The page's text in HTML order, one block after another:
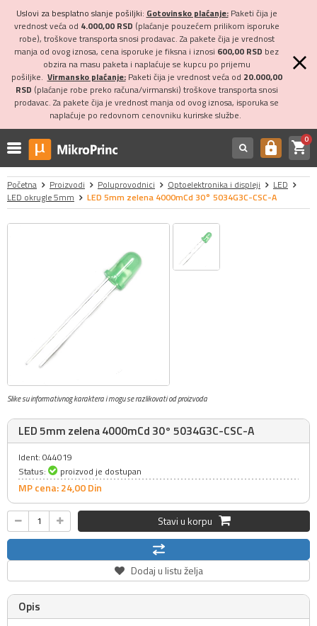
Uslovi za besplatno slanje pošiljki: Gotovinsko plaćanje:Paketi čija je
vrednost veća od 4.000,00 RSD (plaćanje pouzećem prilikom isporuke
robe), troškove transporta snosi prodavac. Za pakete čija je vrednost
manja od ovog iznosa, cena isporuke je fiksna i iznosi 600,00 RSD bez
obzira na masu paketa i naplaćuje se kupcu po prijemu
pošiljke. Virmansko plaćanje:Paketi čija je vrednost veća od 20.000,00
RSD (plaćanje robe preko računa/virmanski) troškove transporta snosi
prodavac. Za pakete čija je vrednost manja od ovog iznosa, isporuka se
naplaćuje po redovnom cenovniku kurirske službe.
https shopping_cart0
Početna Proizvodi Poluprovodnici Optoelektronika i displeji
LED
LED okrugle 5mm
LED 5mm zelena 4000mCd 30° 5034G3C-CSC-A
Slike su informativnog karaktera i mogu se razlikovati od proizvoda
LED 5mm zelena 4000mCd 30° 5034G3C-CSC-A
Ident: 044019
Status:
proizvod je dostupan
MP cena: 24,00Din
Stavi u korpu
Dodaj u listu želja
Opis